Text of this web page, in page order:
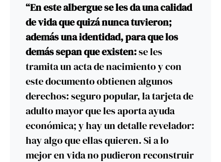
“En este albergue se les da una calidad
de vida que quizá nunca tuvieron;
además una identidad, para que los
demás sepan que existen:se les
tramita un acta de nacimiento y con
este documento obtienen algunos
derechos: seguro popular, la tarjeta de
adulto mayor que les aporta ayuda
económica; y hay un detalle revelador:
hay algo que ellas quieren. Si a lo
mejor en vida no pudieron reconstruir